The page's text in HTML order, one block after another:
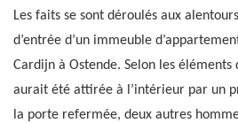
Les faits se sont déroulés aux
d’entrée d’un immeuble
Cardijn à Ostende. Selon les
aurait été attirée à l’intérieur par un
la porte refermée, deux autres